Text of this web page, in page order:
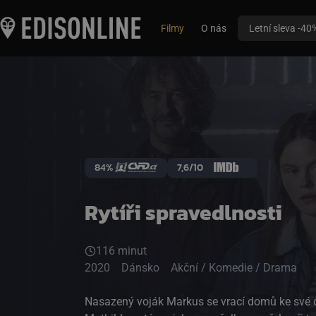
Filmy O nás Letní sleva -
Rytíři spravedlnosti
84% 7,6/10
116 minut
2020
Dánsko Akční / Komedie / Drama
Nasazený voják Markus se vrací domů ke své